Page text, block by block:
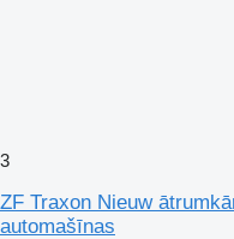
3
ZF Traxon Nieuw
automašīnas